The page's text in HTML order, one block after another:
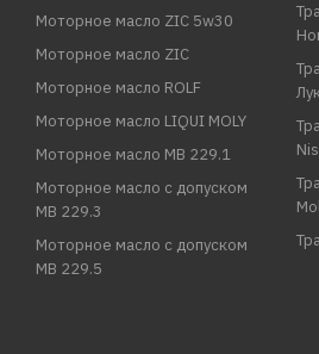
Моторное масло ZIC 5w30
Моторное масло ZIC
Моторное масло ROLF
Моторное масло LIQUI MOLY
Моторное масло MB 229.1
Моторное масло с допуском
MB 229.3
Моторное масло с допуском
MB 229.5